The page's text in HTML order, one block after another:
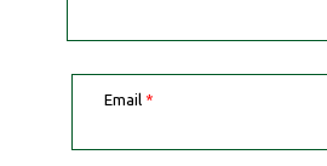
Email *